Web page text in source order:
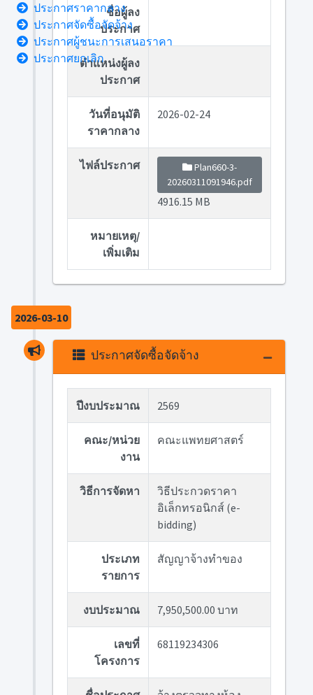
ชื่อผู้ลง
ประกาศ
ตำแหน่งผู้ลง
ประกาศ
วันที่อนุมัติ
ราคากลาง
2026-02-24
ไฟล์ประกาศ
Plan660-3-
20260311091946.pdf
4916.15 MB
หมายเหตุ/
เพิ่มเติม
2026-03-10
ประกาศจัดซื้อจัดจ้าง
ปีงบประมาณ 2569
คณะ/หน่วย
งาน
คณะแพทยศาสตร์
วิธีการจัดหา
วิธีประกวดราคา
อิเล็กทรอนิกส์ (e-
bidding)
ประเภท
รายการ
สัญญาจ้างทำของ
งบประมาณ 7,950,500.00 บาท
เลขที่
โครงการ
68119234306
ประกาศราคากลาง
ประกาศจัดซื้อจัดจ้าง
ประกาศผู้ชนะการเสนอราคา
ประกาศยกเลิก